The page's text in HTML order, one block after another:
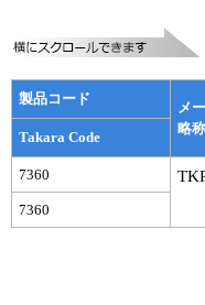
遺伝子検査ガイド（食
NGSポータルサイト
幹細胞・再生医療研究
クローニング実験ガイ
細胞選択ガイド
製品コード
メ
略称
Takara Code
7360
7360